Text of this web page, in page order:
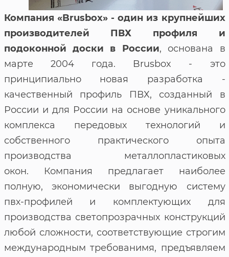
Компания «Brusbox» - один из крупнейших
производителей ПВХ профиля и
подоконной доски в России, основана в
марте 2004 года. Brusbox - это
принципиально новая разработка -
качественный профиль ПВХ, созданный в
России и для России на основе уникального
комплекса передовых технологий и
собственного практического опыта
производства металлопластиковых
окон. Компания предлагает наиболее
полную, экономически выгодную систему
пвх-профилей и комплектующих для
производства светопрозрачных конструкций
любой сложности, соответствующие строгим
международным требованимя, предъявляем